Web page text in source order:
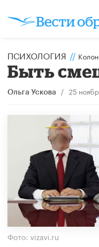
ПСИХОЛОГИЯ //
Быть
Ольга Ускова / 25
Фото: vizavi.ru